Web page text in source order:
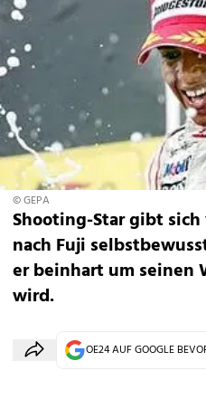
© GEPA
Shooting-Star gibt sich
nach Fuji
er beinhart um seinen
wird.
OE24 AUF GOOGLE